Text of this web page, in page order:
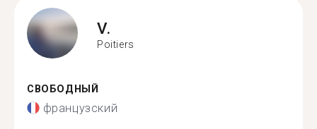
V.
Poitiers
СВОБОДНЫЙ
французский